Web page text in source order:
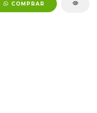
COMPRAR